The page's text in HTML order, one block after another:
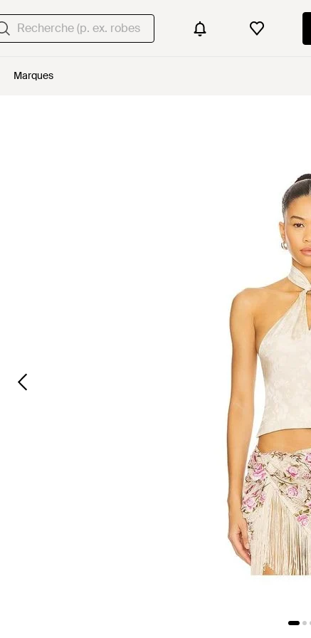
Marques